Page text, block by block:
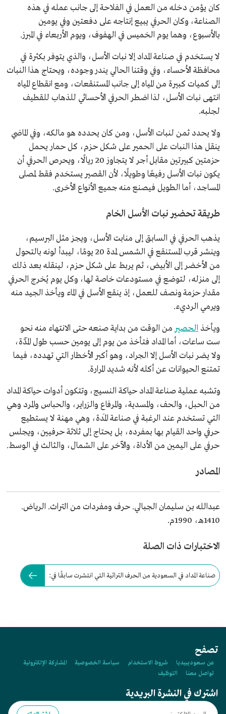
كان يؤمن دخله من العمل في الفلاحة إلى جانب عمله في هذه
الصناعة، وكان الحرفي يبيع إنتاجه على دفعتين وفي يومين
بالأسبوع، وهما يوم الخميس في الهفوف، ويوم الأربعاء في المبرز.
لا يستخدم في صناعة المداد إلا نبات الأسل، والذي يتوفر بكثرة في
محافظة الأحساء، وفي وقتنا الحالي يندر وجوده، ويحتاج هذا النبات
إلى كميات كبيرة من المياه إلى جانب المستنقعات، ومع انقطاع المياه
انتهى نبات الأسل، لذا اضطر الحرفي الأحسائي للذهاب للقطيف
لجلبه.
ولا يحدد ثمن لنبات الأسل، ومن كان يحدده هو مالكه، وفي الماضي
ينقل هذا النبات على الحمير على شكل حزم، كل حمار يحمل
حزمتين كبيرتين مقابل أجر لا يتجاوز 20 ريالًا، ويحرص الحرفي أن
يكون نبات الأسل رفيعًا وطويلًا، لأن القصير يستخدم فقط لمصلى
المساجد، أما الطويل فيصنع منه جميع الأنواع الأخرى.
طريقة تحضير نبات الأسل الخام
يذهب الحرفي في السابق إلى منابت الأسل، ويجز مثل البرسيم،
وينشر قرب المستنقع في الشمس لمدة 20 يومًا، ليبدأ لونه بالتحول
من الأخضر إلى الأبيض، ثم يربط على شكل حزم، لينقله بعد ذلك
إلى منزله، لتوضع في مستودعات خاصة لها، وكل يوم يُخرج الحرفي
مقدار حزمة ونصف للعمل، إذ ينقع الأسل في الماء ويأخذ الجيد منه
ويرمي الرديء.
ويأخذ الحصير من الوقت من بداية صنعه حتى الانتهاء منه نحو
ست ساعات، أما المداد فتأخذ من يوم إلى يومين حسب طول المَدَّة،
ولا يضر نبات الأسل إلا الجراد، وهو أكبر الأخطار التي تهدده، فيما
تمتنع الحيوانات عن أكله لأنه شديد المرارة.
وتشبه عملية صناعة المداد حياكة النسيج، وتتكون أدوات حياكة المداد
من الحبل، والحف، والمسدية، والمرفاع والزراير، والحباس والمرد وهي
التي تستخدم عند الرغبة في صناعة المَدة، وهي مهنة لا يستطيع
حرفي واحد القيام بها بمفرده، بل يحتاج إلى ثلاثة حرفيين، ويجلس
حرفي على اليمين من الأداة، والآخر على الشمال، والثالث في الوسط.
المصادر
عبدالله بن سليمان الجبالي. حرف ومفردات من التراث. الرياض.
1410هـ، 1990م.
الاختبارات ذات الصلة
صناعة المداد في السعودية من الحرف التراثية التي انتشرت سابقًا في:
تصفح
عن سعوديبيديا شروط الاستخدام سياسة الخصوصية
المشاركة الإلكترونية
تواصل معنا
التوظيف
اشترك في النشرة البريدية